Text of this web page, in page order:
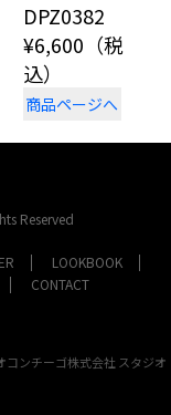
DPZ0382
¥6,600（税
込）
商品ページへ
Reserved
LOOKBOOK
CONTACT
スタジオ